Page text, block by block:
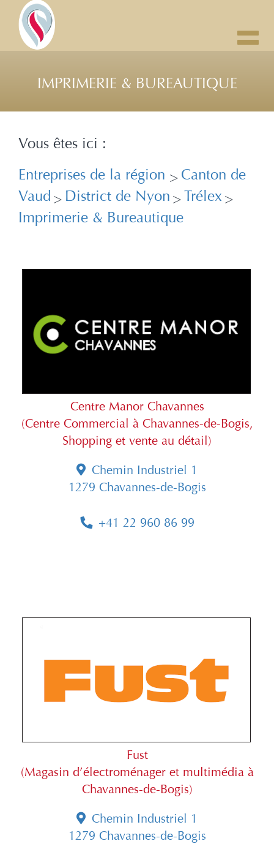
IMPRIMERIE & BUREAUTIQUE
Vous êtes ici :
Entreprises de la région > Canton de
Vaud > District de Nyon >Trélex >
Imprimerie & Bureautique
Centre Manor Chavannes
(Centre Commercial à Chavannes-de-Bogis,
Shopping et vente au détail)
Chemin Industriel 1
1279 Chavannes-de-Bogis
+41 22 960 86 99
Fust
(Magasin d’électroménager et multimédia à
Chavannes-de-Bogis)
Chemin Industriel 1
1279 Chavannes-de-Bogis